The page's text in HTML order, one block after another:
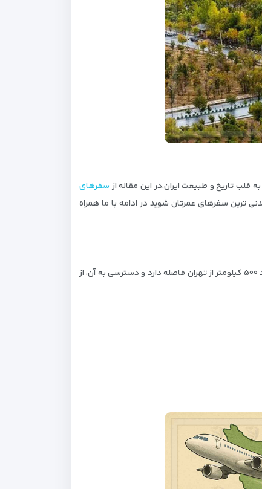
تاریخ و طبیعت ایران.در این مقاله از سفرهای
ترین سفرهای عمرتان شوید در ادامه با ما همراه
اینجا در جنوب غربی ایران و در ارتفاعی بیش از ۲۰۰۰ متر از سطح دریا قرار دارد؛ به همین دلیل لقب "بام ایران" را یدک می‌کشد. این شهر حدود ۵۰۰ کیلومتر از تهران فاصله دارد و دسترسی به آن، از